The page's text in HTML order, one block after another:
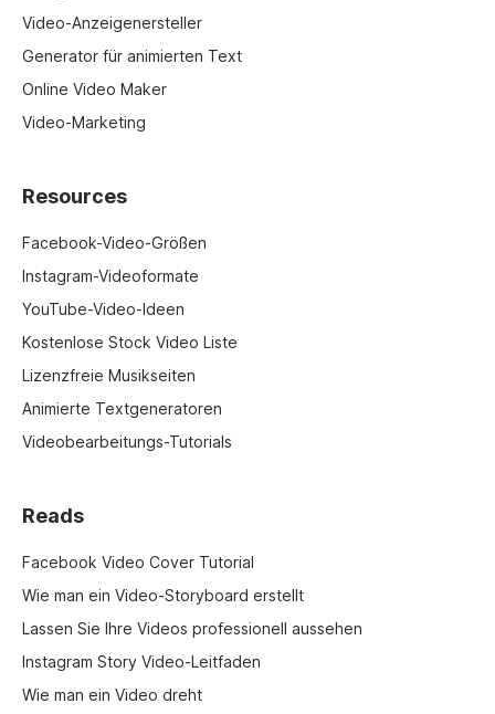
Video-Anzeigenersteller
Generator für animierten Text
Online Video Maker
Video-Marketing
Resources
Facebook-Video-Größen
Instagram-Videoformate
YouTube-Video-Ideen
Kostenlose Stock Video Liste
Lizenzfreie Musikseiten
Animierte Textgeneratoren
Videobearbeitungs-Tutorials
Reads
Facebook Video Cover Tutorial
Wie man ein Video-Storyboard erstellt
Lassen Sie Ihre Videos professionell aussehen
Instagram Story Video-Leitfaden
Wie man ein Video dreht